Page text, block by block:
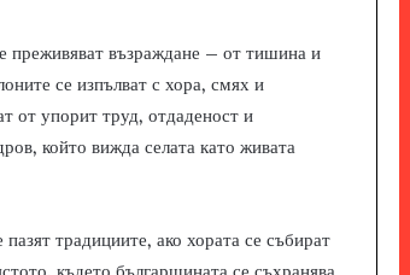
преживяват възраждане – от тишина и
се изпълват с хора, смях и
от упорит труд, отдаденост и
който вижда селата като живата
традициите, ако хората се събират